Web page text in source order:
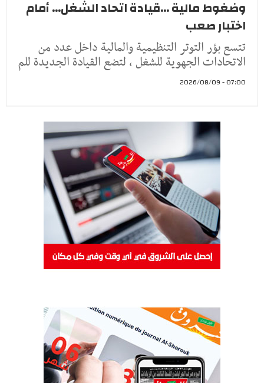
وضغوط مالية ...قيادة اتحاد الشغل... أمام
اختبار صعب
تتسع بؤر التوتر التنظيمية والمالية داخل عدد من
الاتحادات الجهوية للشغل ، لتضع القيادة الجديدة للم
07:00 - 2026/08/09